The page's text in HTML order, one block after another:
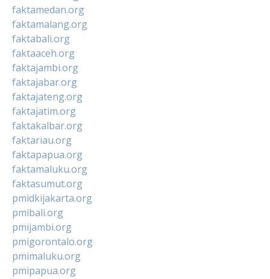
faktamedan.org
faktamalang.org
faktabali.org
faktaaceh.org
faktajambi.org
faktajabar.org
faktajateng.org
faktajatim.org
faktakalbar.org
faktariau.org
faktapapua.org
faktamaluku.org
faktasumut.org
pmidkijakarta.org
pmibali.org
pmijambi.org
pmigorontalo.org
pmimaluku.org
pmipapua.org